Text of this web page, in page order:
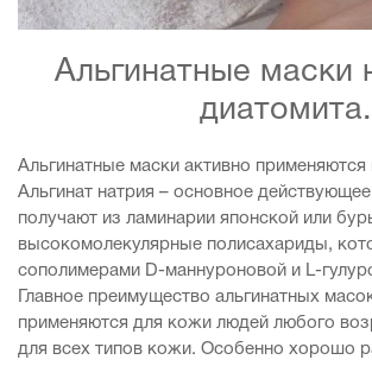
Альгинатные маски
диатомита.
Альгинатные маски активно применяются
Альгинат натрия – основное
получают из ламинарии японской или
высокомолекулярные полисахариды,
сополимерами D-маннуроновой и L-
Главное преимущество альгинатных
применяются для кожи людей любого
для всех типов кожи. Особенно хорошо